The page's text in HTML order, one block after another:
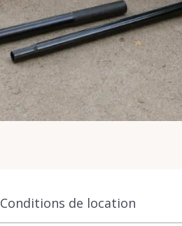
Conditions de location